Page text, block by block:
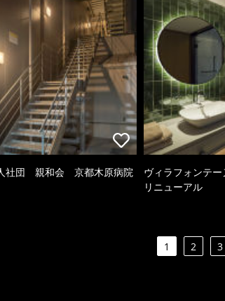
社団 親和会 京都木原病院
ヴィラフォンテ
リニューアル
1 2 3